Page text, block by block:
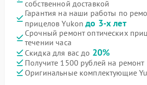
собственной доставкой
Гарантия на наши работы по
прицелов Yukonдо 3-х лет
Срочный ремонт оптических
течении часа
Скидка для вас до 20%
Получите 1500 рублей на ремонт
Оригинальные комплектующие